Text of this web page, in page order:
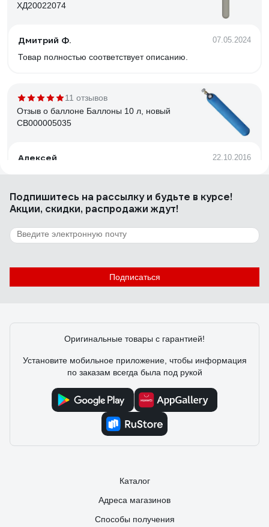
ХД20022074
Дмитрий Ф. 07.05.2024
Товар полностью соответствует описанию.
11 отзывов
Отзыв о баллоне Баллоны 10 л, новый
СВ000005035
Алексей 22.10.2016
отличные баллоны! не потертые, новые, с сертификатом
7 отзывов
Отзыв о баллоне Баллоны 5 л, новый
Никита 25.09.2016
Подпишитесь на рассылкуи будьте в курсе!
Акции, скидки, распродажи ждут!
Подписаться
Оригинальные товары с гарантией!
Установите мобильное приложение, чтобы информация
по заказам всегда была под рукой
Каталог
Адреса магазинов
Способы получения